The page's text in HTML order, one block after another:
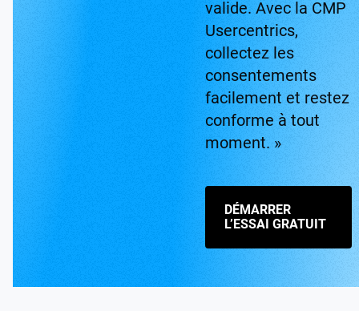
valide. Avec la CMP
Usercentrics,
collectez les
consentements
facilement et restez
conforme à tout
moment. »
DÉMARRER
L’ESSAI GRATUIT